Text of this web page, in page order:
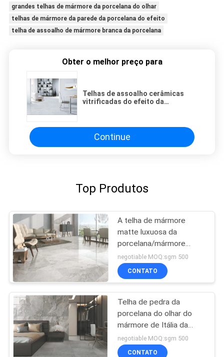
grandes telhas de mármore da porcelana do olhar
telhas de mármore da parede da porcelana do efeito
telha de assoalho de mármore branca da porcelana
Obter o melhor preço para
Telhas de assoalho cerâmicas
vitrificadas do efeito da
Continue
Top Produtos
A telha de mármore
matte luxuosa da
porcelana/mármore
bonito gosta do azulejo
negotiable MOQ:sgm 500
CONTATO
Telha de pedra da
porcelana do olhar do
mármore de Itália da
brecha com superfície
polonês/resíduo metálico
negotiable MOQ:sgm 500
CONTATO